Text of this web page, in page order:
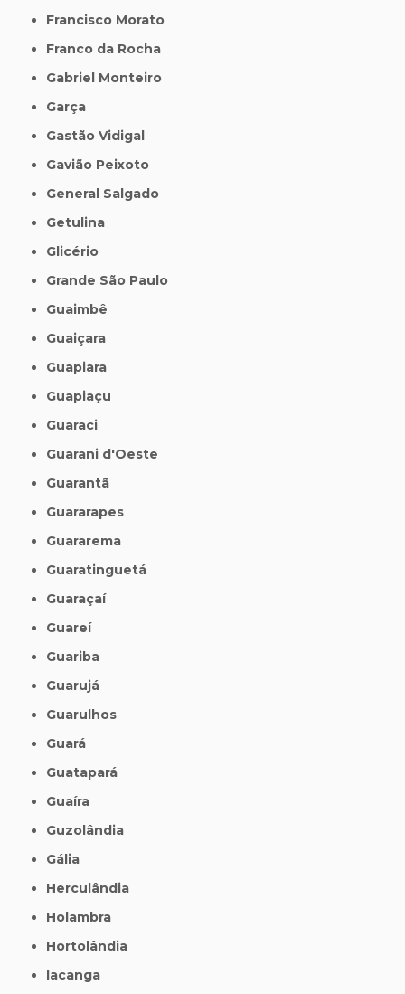
Francisco Morato
Franco da Rocha
Gabriel Monteiro
Garça
Gastão Vidigal
Gavião Peixoto
General Salgado
Getulina
Glicério
Grande São Paulo
Guaimbê
Guaiçara
Guapiara
Guapiaçu
Guaraci
Guarani d'Oeste
Guarantã
Guararapes
Guararema
Guaratinguetá
Guaraçaí
Guareí
Guariba
Guarujá
Guarulhos
Guará
Guatapará
Guaíra
Guzolândia
Gália
Herculândia
Holambra
Hortolândia
Iacanga